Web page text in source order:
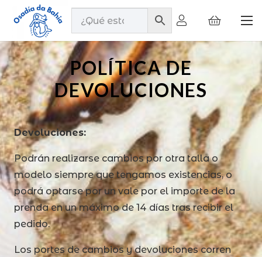
POLÍTICA DE
DEVOLUCIONES
Devoluciones:
Podrán realizarse cambios por otra talla o
modelo siempre que tengamos existencias, o
podrá optarse por un vale por el importe de la
prenda en un máximo de 14 días tras recibir el
pedido.
Los portes de cambios y devoluciones corren